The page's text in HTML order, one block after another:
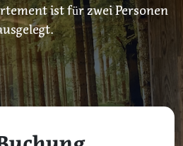
ist für zwei Personen